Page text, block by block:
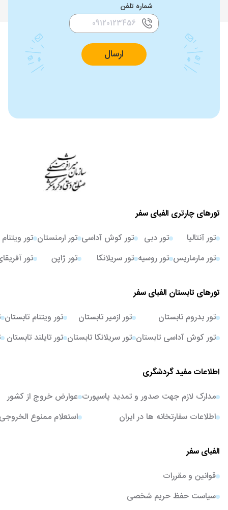
شماره تلفن
ارسال
تورهای چارتری الفبای سفر
تور آنتالیا
تور مارماریس
تور دبی
تور روسیه
تور کوش آداسی
تور سریلانکا
تور ارمنستان
تور ژاپن
تور ویتنام
تور
تورهای تابستان الفبای سفر
تور بدروم تابستان
تور کوش آداسی تابستان
تور ازمیر تابستان
تور سریلانکا تابستان
تور ویتنام تابستان
تور تایلند تابستان
اطلاعات مفید گردشگری
مدارک لازم جهت صدور و تمدید پاسپورت
اطلاعات سفارتخانه ها در ایران
عوارض خروج از کشور
استعلام ممنوع
الفبای سفر
قوانین و مقررات
سیاست حفظ حریم شخصی